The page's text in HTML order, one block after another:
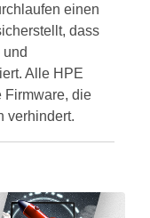
einen
dass
Alle HPE
Firmware, die
verhindert.